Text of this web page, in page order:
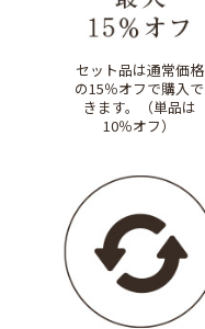
セット品は通常価格
の15％オフで購入で
きます。
（単品は
10％オフ）